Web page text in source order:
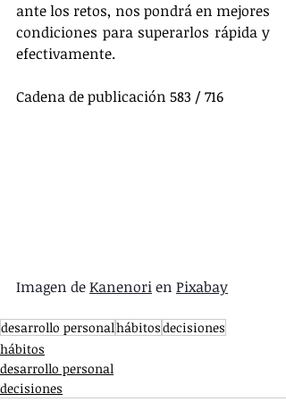
ante los retos, nos pondrá en mejores
condiciones para superarlos rápida y
efectivamente.
Cadena de publicación 583 / 716
Imagen de Kanenori en Pixabay
desarrollo personalhábitosdecisiones
hábitos
desarrollo personal
decisiones